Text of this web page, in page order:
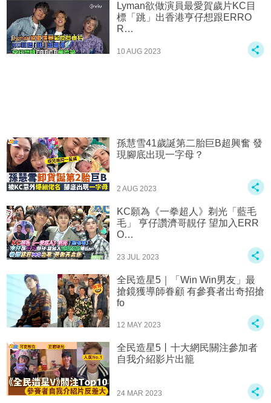
Lyman欲做演員最愛賀歲片️KC目
標「跳」出香港亨仔想跟ERRO
R…
10 AUG 2023
孫慧雪41歲誕第二胎巨B超興奮 發
現腳底出現一字母？
2 AUG 2023
KC願為《一拳超人》剃光「藍毛
毛」 亨仔讚濟哥靚仔 望加入ERR
O…
23 JUL 2023
全民造星5｜「Win Win男友」最
搶鏡獲導師眷顧 有參賽者出奇招搶
fo
12 MAY 2023
全民造星5丨十大網民關注參加者
自我介紹影片出籠
24 MAR 2023